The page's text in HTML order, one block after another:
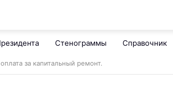
Стенограммы Справочник
оплата за капитальный ремонт.